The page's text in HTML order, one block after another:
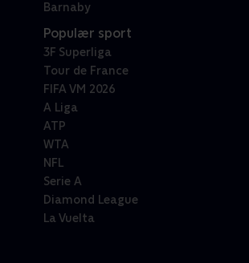
Barnaby
Populær sport
3F Superliga
Tour de France
FIFA VM 2026
A Liga
ATP
WTA
NFL
Serie A
Diamond League
La Vuelta